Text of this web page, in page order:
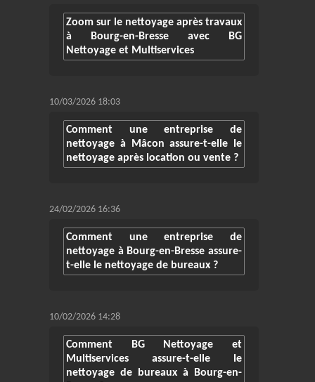
Zoom sur le nettoyage après travaux
à Bourg-en-Bresse avec BG
Nettoyage et Multiservices
10/03/2026 18:03
Comment une entreprise de
nettoyage à Mâcon assure-t-elle le
nettoyage après location ou vente ?
24/02/2026 16:36
Comment une entreprise de
nettoyage à Bourg-en-Bresse assure-
t-elle le nettoyage de bureaux ?
10/02/2026 14:28
Comment BG Nettoyage et
Multiservices assure-t-elle le
nettoyage de bureaux à Bourg-en-